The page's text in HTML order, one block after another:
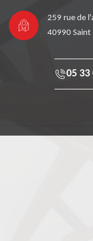
259 rue de
40990 Saint
05 33